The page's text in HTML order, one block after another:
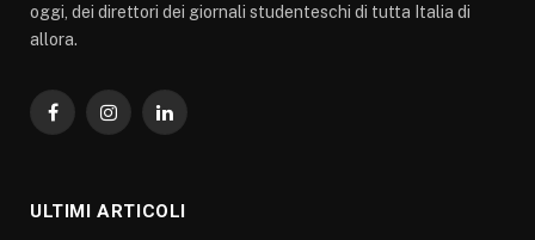
oggi, dei direttori dei giornali studenteschi di tutta Italia di
allora.
FacebookInstagramLinkedIn
ULTIMI ARTICOLI